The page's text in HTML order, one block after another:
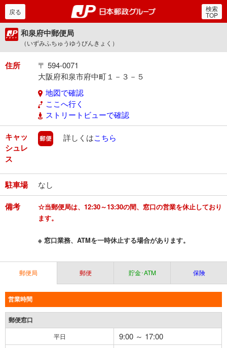
郵便局・日本郵政グルー
戻る 検索
TOP
和泉府中郵便局
（いずみふちゅうゆうびんきょく）
住所
〒 594-0071
大阪府和泉市府中町１－３－５
地図で確認
ここへ行く
ストリートビューで確認
キャッ
シュレ
ス
郵便
詳しくはこちら
駐車場 なし
備考
☆当郵便局は、12:30～13:30の間、窓口の営業を休止しており
ます。
※ 窓口業務、ATMを一時休止する場合があります。
郵便局 郵便 貯金･ATM 保険
営業時間
郵便窓口
平日 9:00 ～ 17:00